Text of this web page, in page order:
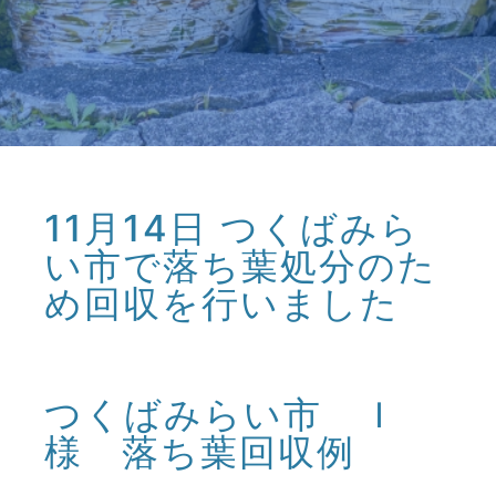
11月14日 つくばみら
い市で落ち葉処分のた
め回収を行いました
つくばみらい市 Ｉ
様 落ち葉回収例